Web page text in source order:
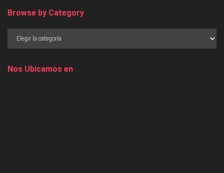
Browse by Category
Nos Ubicamos en